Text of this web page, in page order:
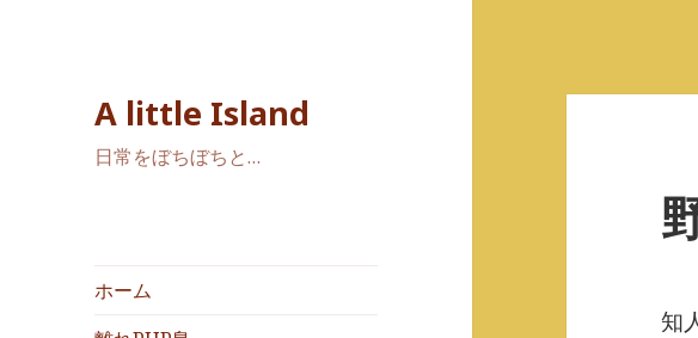
A little Island
日常をぼちぼちと…
ホーム
知